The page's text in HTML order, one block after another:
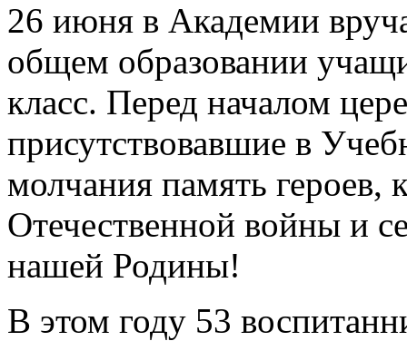
26 июня в Академии
общем образовании
класс. Перед началом
присутствовавшие в
молчания память героев,
Отечественной войны и
нашей Родины!
В этом году 53